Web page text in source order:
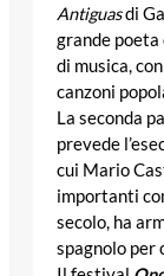
Antiguasdi
grande poeta
di musica,
canzoni
La seconda
prevede
cui Mario
importanti
secolo, ha
spagnolo per